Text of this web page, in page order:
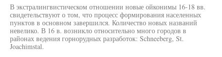
В экстралингвистическом отношении новые ойконимы 16-18 вв.
свидетельствуют о том, что процесс формирования населенных
пунктов в основном завершился. Количество новых названий
невелико. В 16 в. возникло относительно много городов в
районах ведения горнорудных разработок: Schneeberg, St.
Joachimstal.